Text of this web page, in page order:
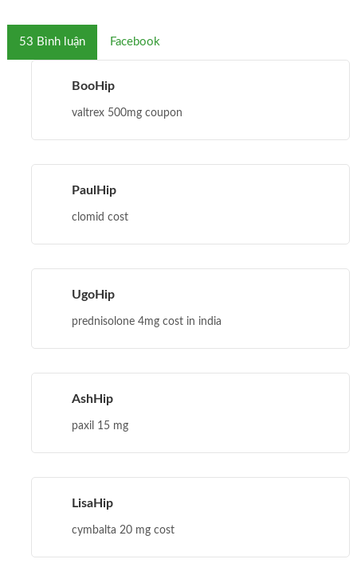
53 Bình luận Facebook
BooHip
valtrex 500mg coupon
PaulHip
clomid cost
UgoHip
prednisolone 4mg cost in india
AshHip
paxil 15 mg
LisaHip
cymbalta 20 mg cost